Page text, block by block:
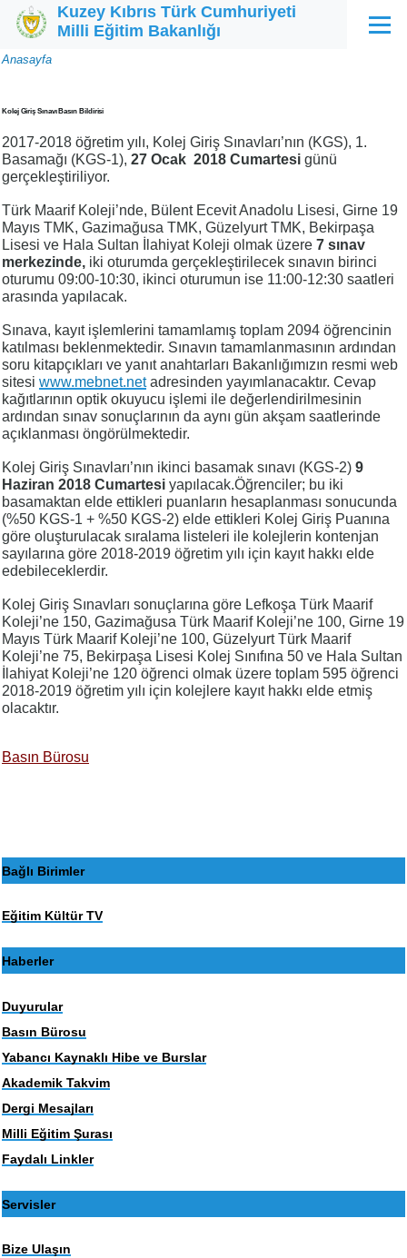
Ana içeriğe atla
Kuzey Kıbrıs Türk Cumhuriyeti
Milli Eğitim Bakanlığı
Menü
Sayfa
Anasayfa
Kolej Giriş Sınavı Basın Bildirisi
2017-2018 öğretim yılı, Kolej Giriş Sınavları’nın (KGS), 1.
Basamağı (KGS-1), 27 Ocak 2018 Cumartesi günü
gerçekleştiriliyor.
Türk Maarif Koleji’nde, Bülent Ecevit Anadolu Lisesi, Girne 19
Mayıs TMK, Gazimağusa TMK, Güzelyurt TMK, Bekirpaşa
Lisesi ve Hala Sultan İlahiyat Koleji olmak üzere 7 sınav
merkezinde, iki oturumda gerçekleştirilecek sınavın birinci
oturumu 09:00-10:30, ikinci oturumun ise 11:00-12:30 saatleri
arasında yapılacak.
Sınava, kayıt işlemlerini tamamlamış toplam 2094 öğrencinin
katılması beklenmektedir. Sınavın tamamlanmasının ardından
soru kitapçıkları ve yanıt anahtarları Bakanlığımızın resmi web
sitesi www.mebnet.netadresinden yayımlanacaktır. Cevap
kağıtlarının optik okuyucu işlemi ile değerlendirilmesinin
ardından sınav sonuçlarının da aynı gün akşam saatlerinde
açıklanması öngörülmektedir.
Kolej Giriş Sınavları’nın ikinci basamak sınavı (KGS-2) 9
Haziran 2018 Cumartesi yapılacak.Öğrenciler; bu iki
basamaktan elde ettikleri puanların hesaplanması sonucunda
(%50 KGS-1 + %50 KGS-2) elde ettikleri Kolej Giriş Puanına
göre oluşturulacak sıralama listeleri ile kolejlerin kontenjan
sayılarına göre 2018-2019 öğretim yılı için kayıt hakkı elde
edebileceklerdir.
Kolej Giriş Sınavları sonuçlarına göre Lefkoşa Türk Maarif
Koleji’ne 150, Gazimağusa Türk Maarif Koleji’ne 100, Girne 19
Mayıs Türk Maarif Koleji’ne 100, Güzelyurt Türk Maarif
Koleji’ne 75, Bekirpaşa Lisesi Kolej Sınıfına 50 ve Hala Sultan
İlahiyat Koleji’ne 120 öğrenci olmak üzere toplam 595 öğrenci
2018-2019 öğretim yılı için kolejlere kayıt hakkı elde etmiş
olacaktır.
Basın Bürosu
Bağlı Birimler
Eğitim Kültür TV
Haberler
Duyurular
Basın Bürosu
Yabancı Kaynaklı Hibe ve Burslar
Akademik Takvim
Dergi Mesajları
Milli Eğitim Şurası
Faydalı Linkler
Servisler
Bize Ulaşın